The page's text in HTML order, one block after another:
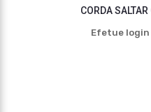
CORDA
Efetue login